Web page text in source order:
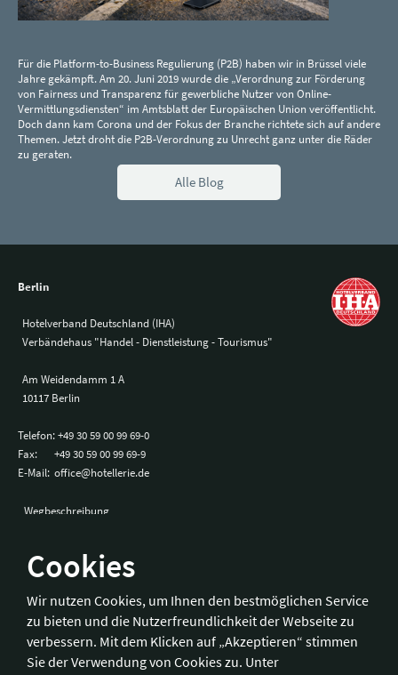
Cookies
Wir nutzen Cookies, um Ihnen den bestmöglichen Service
zu bieten und die Nutzerfreundlichkeit der Webseite zu
verbessern. Mit dem Klicken auf „Akzeptieren“ stimmen
Sie der Verwendung von Cookies zu. Unter
Für die Platform-to-Business Regulierung (P2B) haben wir in Brüssel viele
Jahre gekämpft. Am 20. Juni 2019 wurde die „Verordnung zur Förderung
von Fairness und Transparenz für gewerbliche Nutzer von Online-
Vermittlungsdiensten“ im Amtsblatt der Europäischen Union veröffentlicht.
Doch dann kam Corona und der Fokus der Branche richtete sich auf andere
Themen. Jetzt droht die P2B-Verordnung zu Unrecht ganz unter die Räder
zu geraten.
Alle Blog
Berlin
Hotelverband Deutschland (IHA)
Verbändehaus "Handel - Dienstleistung - Tourismus"
Am Weidendamm 1 A
10117 Berlin
Telefon:+49 30 59 00 99 69-0
Fax:
+49 30 59 00 99 69-9
E-Mail: office@hotellerie.de
Wegbeschreibung
Hotelverband Deutschland (IHA) / IHA-Service GmbH
Kronprinzenstraße 37